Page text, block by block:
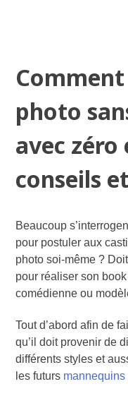
photo
avec zéro
conseils
Beaucoup
pour postuler aux
photo soi-même ?
pour réaliser son
comédienne ou
Tout d’abord afin de
qu’il doit provenir de
différents styles et
les futurs